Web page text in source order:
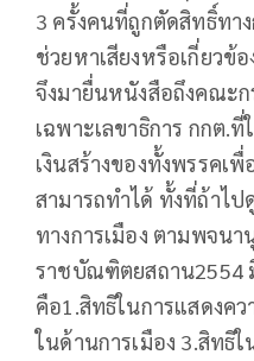
3 ครั้งคนที่ถูกตัดสิทธิ์ทา
ช่วยหาเสียงหรือเกี่ยวข้
จึงมายื่นหนังสือถึงคณะก
เฉพาะเลขาธิการ กกต
เงินสร้างของทั้งพรรคเ
สามารถทำได้ ทั้งที่ถ้าไ
ทางการเมือง ตามพจน
ราชบัณฑิตยสถาน2554
คือ1.สิทธิในการแสดงค
ในด้านการเมือง 3.สิทธิ